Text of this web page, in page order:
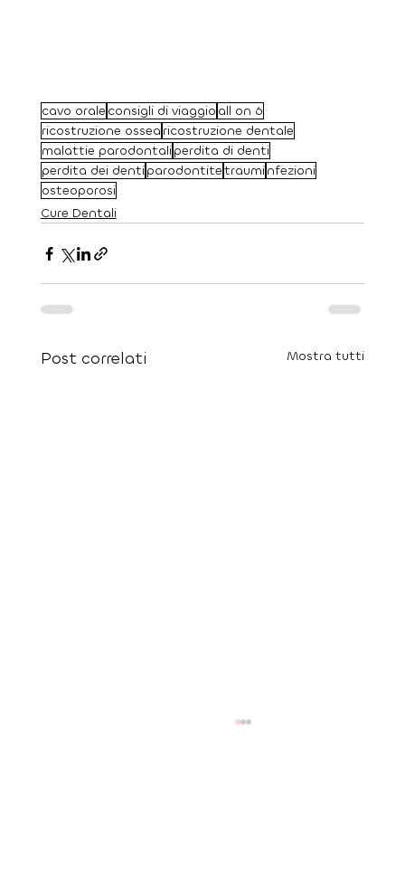
cavo orale consigli di viaggio all on 6
ricostruzione ossea ricostruzione dentale
malattie parodontaliperdita di denti
perdita dei dentiparodontitetrauminfezioni
osteoporosi
Cure Dentali
Post correlati Mostra tutti